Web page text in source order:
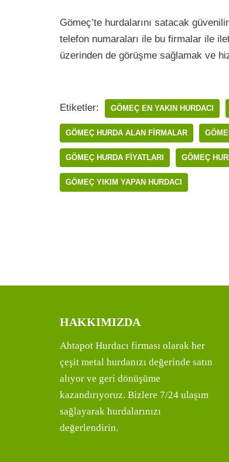
Gömeç’te hurdalarını satacak
telefon numaraları ile bu firmalar ile
üzerinden de görüşme sağlamak ve
Etiketler: GÖMEÇ EN YAKIN HURDACI
GÖMEÇ HURDA ALAN FIRMALAR
GÖMEÇ HURDA FIYATLARI GÖMEÇ
GÖMEÇ YIKIM YAPAN HURDACI
HAKKIMIZDA
Ahtapot Hurdacı firması olarak her
çeşit metal hurdanızı değerinde satın
alıyor ve geri dönüşüme
kazandırıyoruz. Bizlere 7/24 ulaşım
sağlayarak hurdalarınızı
değerlendirin.